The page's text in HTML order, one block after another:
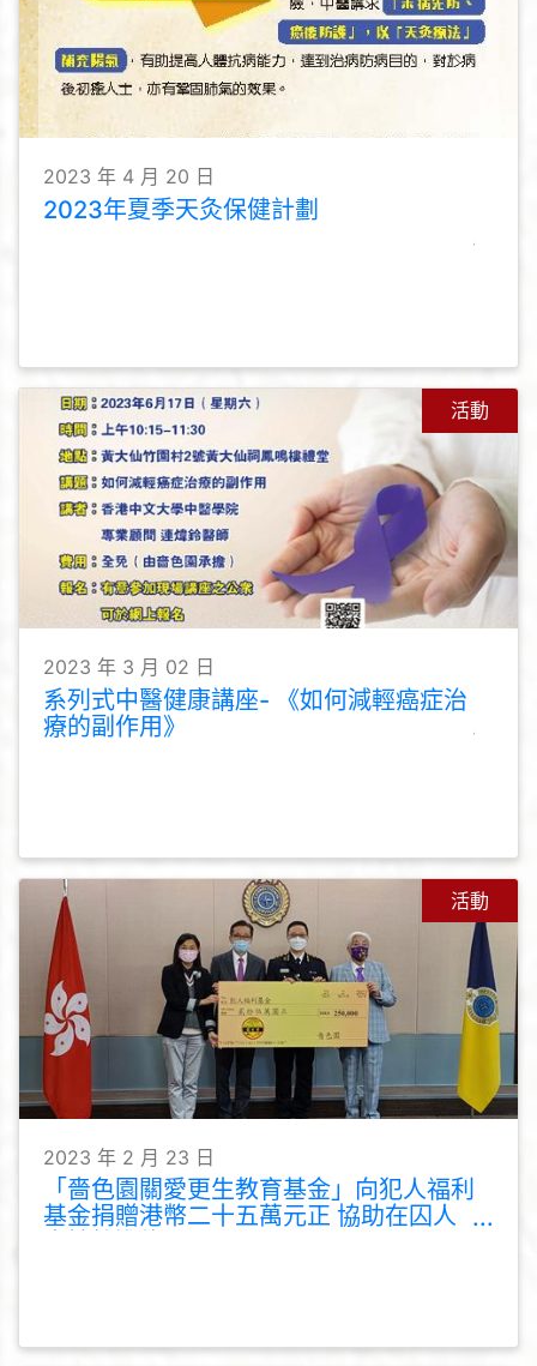
2023 年 4 月 20 日
2023年夏季天灸保健計劃
活動
2023 年 3 月 02 日
系列式中醫健康講座- 《如何減輕癌症治
療的副作用》
活動
2023 年 2 月 23 日
「嗇色園關愛更生教育基金」向犯人福利
基金捐贈港幣二十五萬元正 協助在囚人